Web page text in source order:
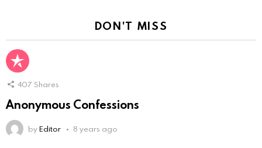
DON'T MISS
407 Shares
Anonymous Confessions
byEditor 8 years ago